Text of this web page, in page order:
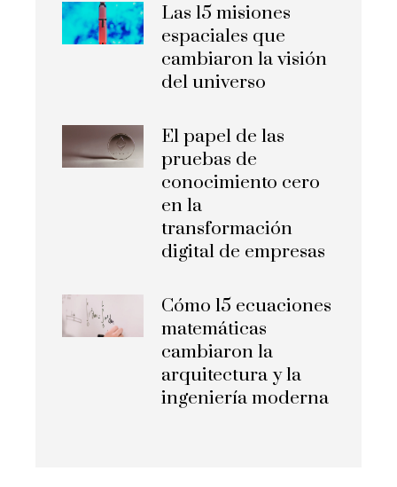
Las 15 misiones
espaciales que
cambiaron la visión
del universo
El papel de las
pruebas de
conocimiento cero
en la
transformación
digital de empresas
Cómo 15 ecuaciones
matemáticas
cambiaron la
arquitectura y la
ingeniería moderna